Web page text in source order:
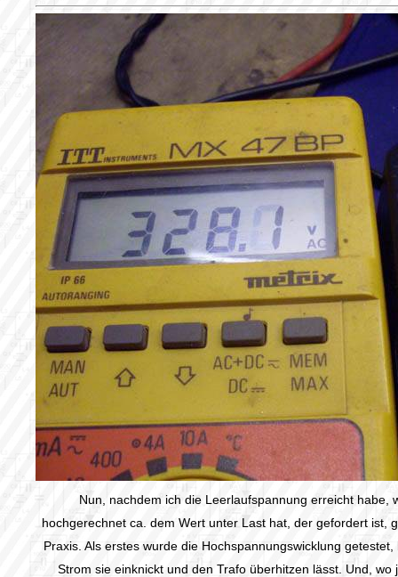
Nun, nachdem ich die Leerlaufspannung erreicht habe,
hochgerechnet ca. dem Wert unter Last hat, der gefordert ist,
Praxis. Als erstes wurde die Hochspannungswicklung getestet,
Strom sie einknickt und den Trafo überhitzen lässt. Und, wo